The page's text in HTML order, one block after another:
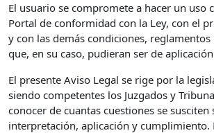
El usuario se compromete a hacer un uso
Portal de conformidad con la Ley, con el
y con las demás condiciones,
que, en su caso, pudieran ser de
El presente Aviso Legal se rige por la
siendo competentes los Juzgados y
conocer de cuantas cuestiones se susciten
interpretación, aplicación y cumplimiento.